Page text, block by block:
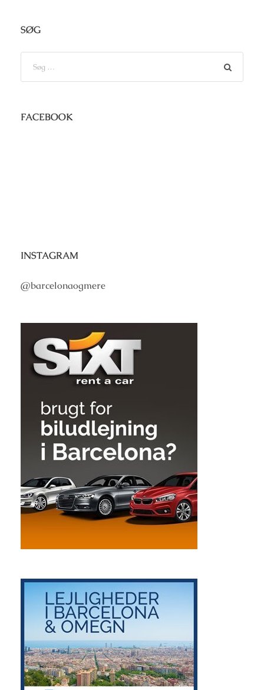
SØG
FACEBOOK
INSTAGRAM
@barcelonaogmere